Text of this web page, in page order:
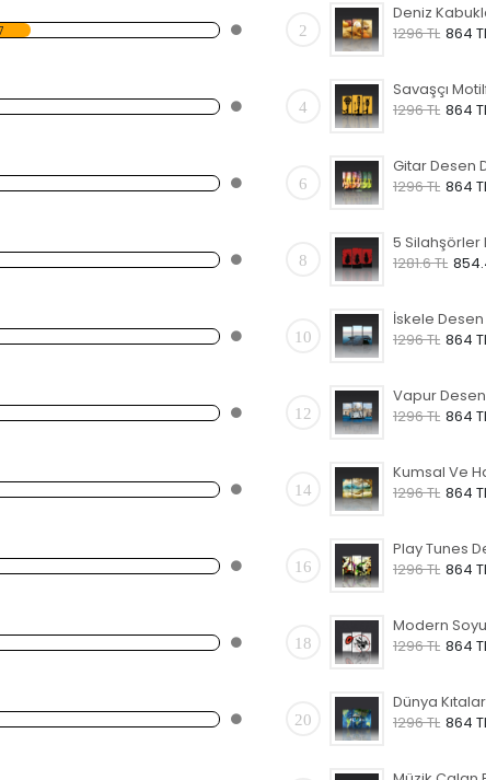
2
1296 TL 864
4
1296 TL 864
6
1296 TL 864
8
1281.6 TL
10
1296 TL 864
12
1296 TL 864
14
1296 TL 864
16
1296 TL 864
18
1296 TL 864
20
1296 TL 864